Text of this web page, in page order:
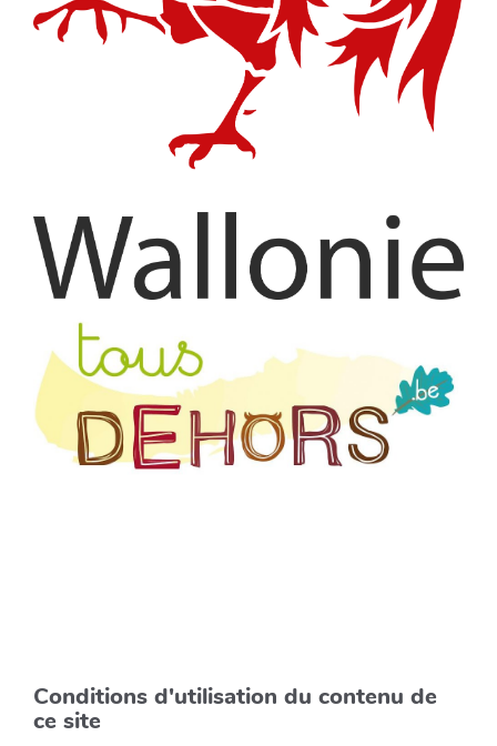
Conditions d'utilisation du contenu de
ce site